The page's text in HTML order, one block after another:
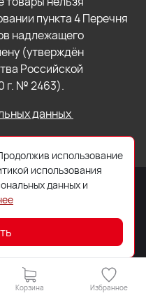
пункта 4 Перечня
надлежащего
(утверждён
Российской
г. № 2463).
данных
Профи»
Корзина Избранное
использование
использования
данных и